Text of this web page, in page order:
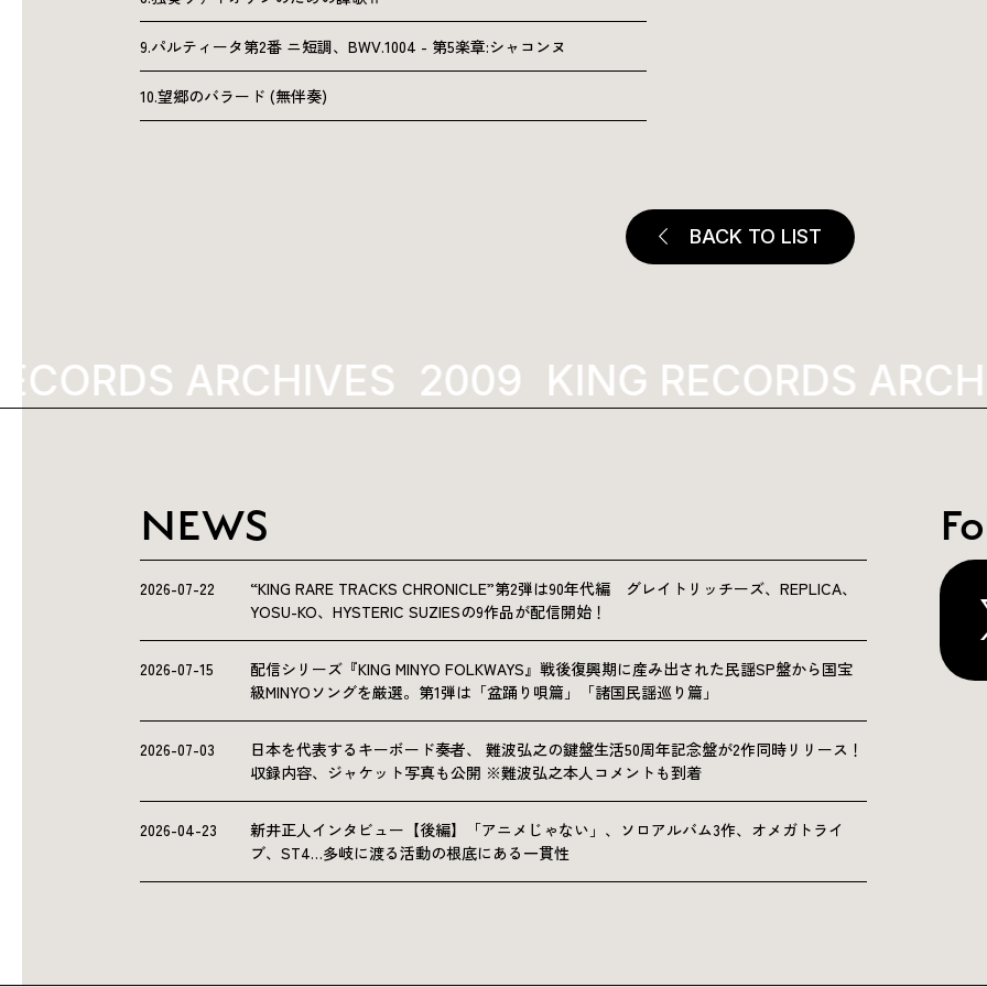
9.パルティータ第2番 ニ短調、BWV.1004 - 第5楽章:シャコンヌ
10.望郷のバラード (無伴奏)
BACK TO LIST
ARCHIVES KING RECORDS
NEWS
2026-07-22
“KING RARE TRACKS CHRONICLE”第2弾は90年代編 グレイトリッチーズ、REPLICA、
YOSU-KO、HYSTERIC SUZIESの9作品が配信開始！
2026-07-15
配信シリーズ『KING MINYO FOLKWAYS』戦後復興期に産み出された民謡SP盤から国宝
級MINYOソングを厳選。第1弾は「盆踊り唄篇」「諸国民謡巡り篇」
2026-07-03
日本を代表するキーボード奏者、 難波弘之の鍵盤生活50周年記念盤が2作同時リリース！
収録内容、ジャケット写真も公開 ※難波弘之本人コメントも到着
2026-04-23
新井正人インタビュー【後編】「アニメじゃない」、ソロアルバム3作、オメガトライ
ブ、ST4…多岐に渡る活動の根底にある一貫性